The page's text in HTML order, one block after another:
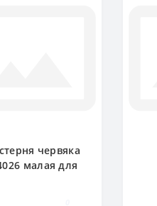
червяка
малая для